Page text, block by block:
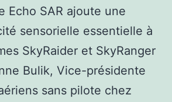
Echo SAR ajoute une
sensorielle essentielle à
SkyRaider et SkyRanger
Bulik, Vice-présidente
sans pilote chez